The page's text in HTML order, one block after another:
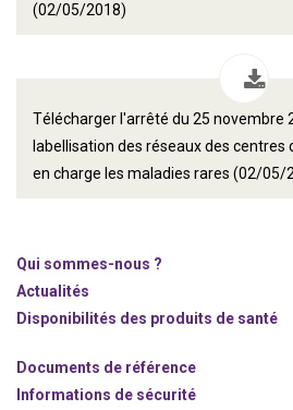
(02/05/2018)
Télécharger l'arrêté du 25 novembre
labellisation des réseaux des
en charge les maladies rares (02/05/
Qui sommes-nous ?
Actualités
Disponibilités des produits de santé
Documents de référence
Informations de sécurité